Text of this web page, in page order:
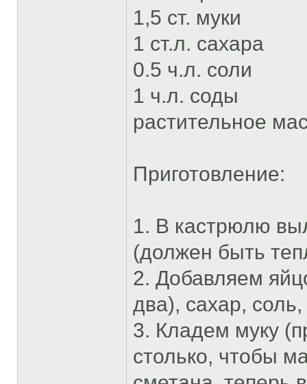
1,5 ст. муки
1 ст.л. сахара
0.5 ч.л. соли
1 ч.л. соды
растительное
Приготовление:
1. В кастрюлю
(должен быть
2. Добавляем
два), сахар,
3. Кладем муку
столько, чтобы